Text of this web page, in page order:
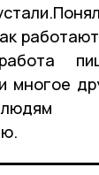
многое